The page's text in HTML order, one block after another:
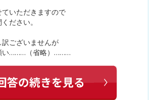
いただきますので
ださい。
ございませんが
い………（省略）………